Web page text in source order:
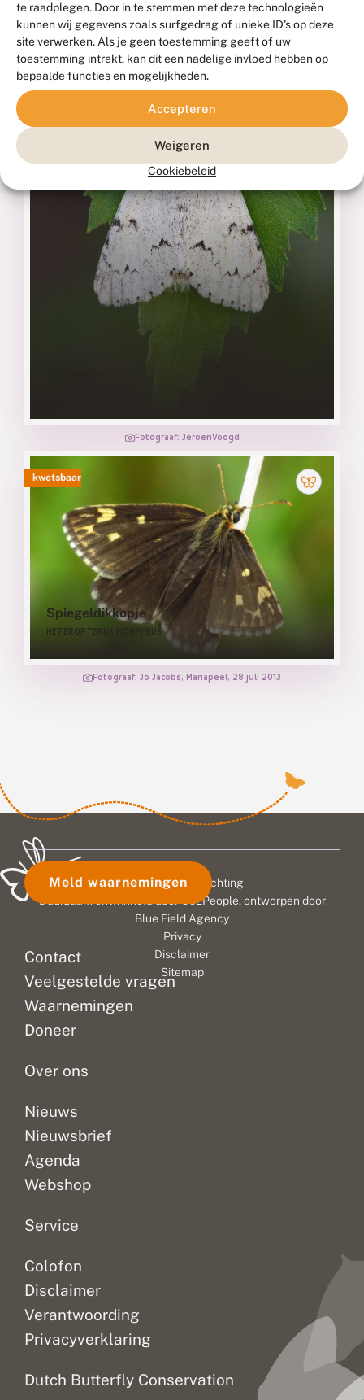
te raadplegen. Door in te stemmen met deze technologieën
kunnen wij gegevens zoals surfgedrag of unieke ID's op deze
site verwerken. Als je geen toestemming geeft of uw
toestemming intrekt, kan dit een nadelige invloed hebben op
bepaalde functies en mogelijkheden.
Accepteren
Weigeren
Cookiebeleid
Fotograaf: JeroenVoogd
kwetsbaar
Spiegeldikkopje
HETEROPTERUS MORPHEUS
Fotograaf: Jo Jacobs, Mariapeel, 28 juli 2013
Contact
Veelgestelde vragen
Waarnemingen
Doneer
Over ons
Nieuws
Nieuwsbrief
Agenda
Webshop
Service
Colofon
Disclaimer
Verantwoording
Privacyverklaring
Dutch Butterfly Conservation
Meld waarnemingen
© 2026 Vlinderstichting
Duurzaam ontwikkeld doorGo2People, ontworpen door
Blue Field Agency
Privacy
Disclaimer
Sitemap